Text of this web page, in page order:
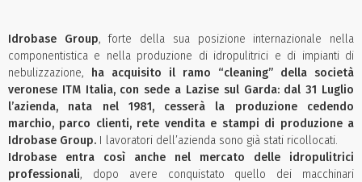
Idrobase Group, forte della sua posizione internazionale nella
componentistica e nella produzione di idropulitrici e di impianti di
nebulizzazione,
ha acquisito il ramo “cleaning” della società
veronese ITM Italia, con sede a Lazise sul Garda: dal 31 Luglio
l’azienda, nata nel 1981, cesserà la produzione cedendo
marchio, parco clienti, rete vendita e stampi di produzione a
Idrobase Group. I lavoratori dell’azienda sono già stati ricollocati.
Idrobase entra così anche nel mercato delle idropulitrici
professionali, dopo avere conquistato quello dei macchinari